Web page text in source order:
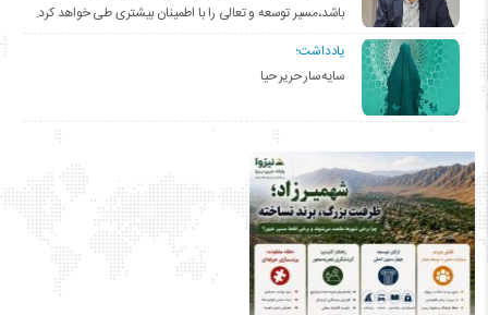
باشد،مسیر توسعه و تعالی را با اطمینان بیشتری طی خواهد کرد.
یادداشت؛
سایه‌سار حریر حیا